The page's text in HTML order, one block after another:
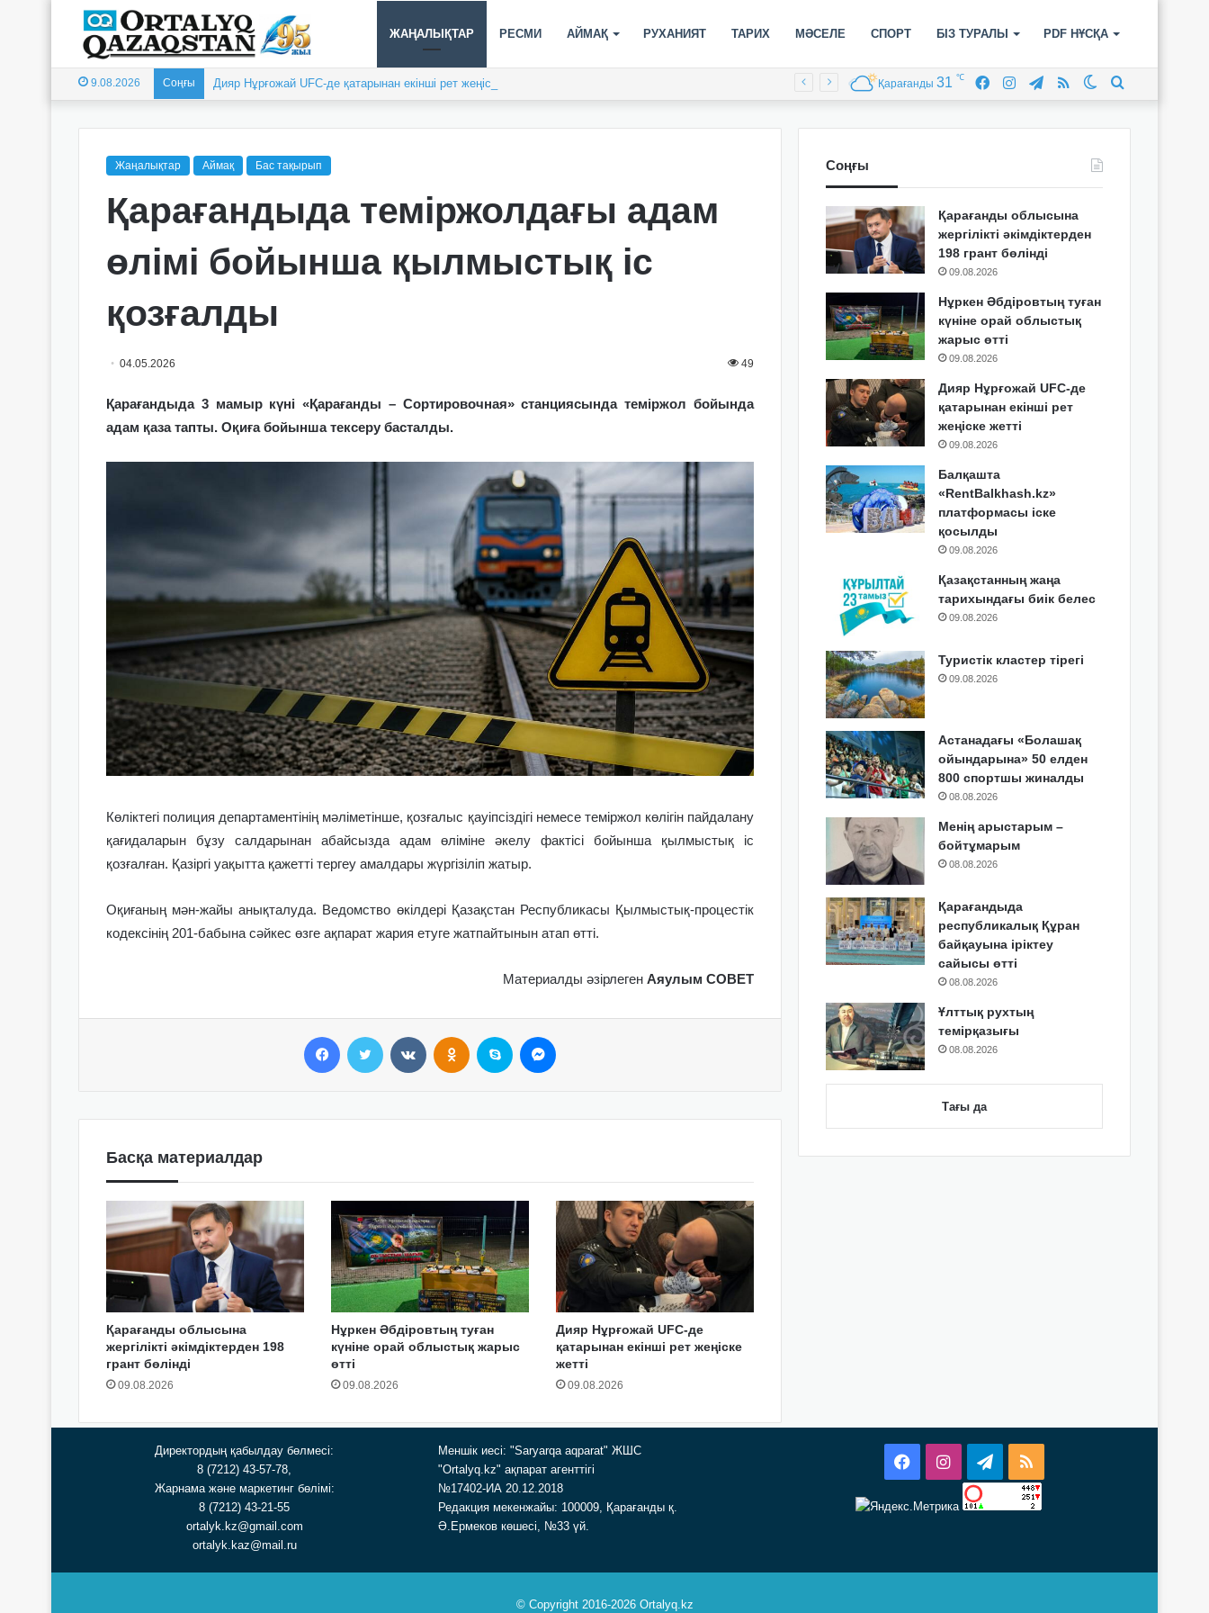
ЖАҢАЛЫҚТАР РЕСМИ АЙМАҚ РУХАНИЯТ ТАРИХ МӘСЕЛЕ СПОРТ БІЗ ТУРАЛЫ PDF НҰСҚА
9.08.2026 Соңғы Дияр Нұрғожай UFC-де қатарынан екінші рет жеңіске жетті Switch
RSS
Telegram
Instagram
Facebook
Қарағанды 31 ℃
Жаңалықтар Аймақ Бас тақырып
Қарағандыда теміржолдағы адам
өлімі бойынша қылмыстық іс
қозғалды
04.05.2026 49
Қарағандыда 3 мамыр күні «Қарағанды – Сортировочная» станциясында теміржол бойында
адам қаза тапты. Оқиға бойынша тексеру басталды.
Көліктегі полиция департаментінің мәліметінше, қозғалыс қауіпсіздігі немесе теміржол көлігін пайдалану
қағидаларын бұзу салдарынан абайсызда адам өліміне әкелу фактісі бойынша қылмыстық іс
қозғалған. Қазіргі уақытта қажетті тергеу амалдары жүргізіліп жатыр.
Оқиғаның мән-жайы анықталуда. Ведомство өкілдері Қазақстан Республикасы Қылмыстық-процестік
кодексінің 201-бабына сәйкес өзге ақпарат жария етуге жатпайтынын атап өтті.
Материалды әзірлеген Аяулым СОВЕТ
Басқа материалдар
Қарағанды облысына
жергілікті әкімдіктерден 198
грант бөлінді
09.08.2026
Нұркен Әбдіровтың туған
күніне орай облыстық жарыс
өтті
09.08.2026
Дияр Нұрғожай UFC-де
қатарынан екінші рет жеңіске
жетті
09.08.2026
Соңғы
Қарағанды облысына
жергілікті әкімдіктерден
198 грант бөлінді
09.08.2026
Нұркен Әбдіровтың туған
күніне орай облыстық
жарыс өтті
09.08.2026
Дияр Нұрғожай UFC-де
қатарынан екінші рет
жеңіске жетті
09.08.2026
Балқашта
«RentBalkhash.kz»
платформасы іске
қосылды
09.08.2026
Қазақстанның жаңа
тарихындағы биік белес
09.08.2026
Туристік кластер тірегі
09.08.2026
Астанадағы «Болашақ
ойындарына» 50 елден
800 спортшы жиналды
08.08.2026
Менің арыстарым –
бойтұмарым
08.08.2026
Қарағандыда
республикалық Құран
байқауына іріктеу
сайысы өтті
08.08.2026
Ұлттық рухтың
темірқазығы
08.08.2026
Тағы да
Директордың қабылдау бөлмесі:
8 (7212) 43-57-78,
Жарнама және маркетинг бөлімі:
8 (7212) 43-21-55
ortalyk.kz@gmail.com
ortalyk.kaz@mail.ru
Меншік иесі: "Saryarqa aqparat" ЖШС
"Ortalyq.kz" ақпарат агенттігі
№17402-ИА 20.12.2018
Редакция мекенжайы: 100009, Қарағанды қ.
Ә.Ермеков көшесі, №33 үй.
FacebookInstagramTelegram
RSS
© Copyright 2016-2026 Ortalyq.kz